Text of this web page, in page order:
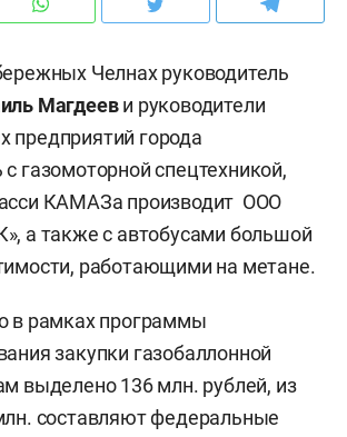
Челнах руководитель
Магдееви руководители
предприятий города
газомоторной спецтехникой,
КАМАЗа производит ООО
а также с автобусами большой
работающими на метане.
в рамках программы
закупки газобаллонной
выделено 136 млн. рублей, из
составляют федеральные